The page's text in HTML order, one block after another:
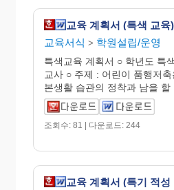
교육 계획서 (특색 교육)
교육서식 > 학원설립/운영
특색교육 계획서 ○ 학년도 특
교사 ○ 주제 : 어린이 품행저
본생활 습관의 정착과 남을 할
조회수: 81 | 다운로드: 244
교육 계획서 (특기 적성